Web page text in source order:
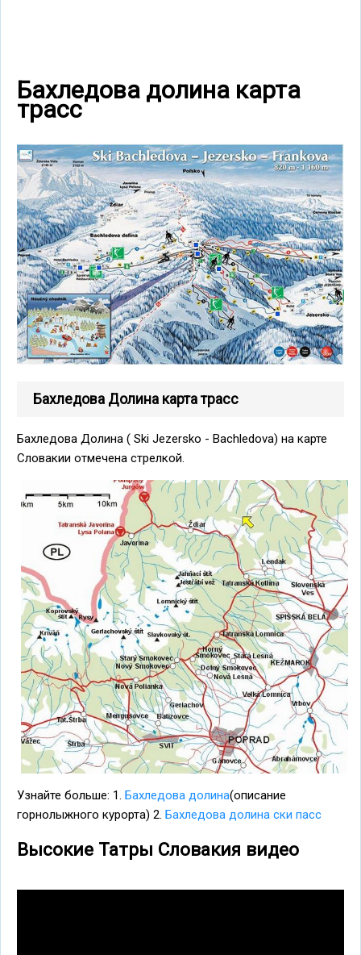
Бахледова долина карта
трасс
Бахледова Долина карта трасс
Бахледова Долина ( Ski Jezersko - Bachledova) на карте
Словакии отмечена стрелкой.
Узнайте больше: 1. Бахледова долина(описание
горнолыжного курорта) 2. Бахледова долина ски пасс
Высокие Татры Словакия видео